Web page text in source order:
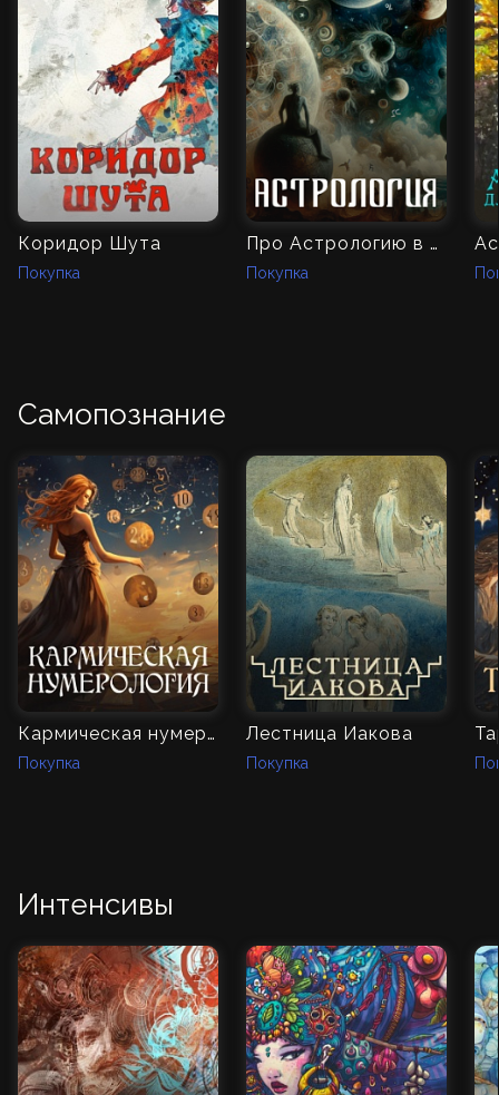
Коридор Шута
Покупка
Про Астрологию в MAGISTERIUM
Покупка
Самопознание
Кармическая нумерология
Покупка
Лестница Иакова
Покупка
Интенсивы